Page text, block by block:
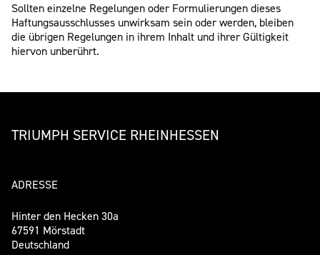
Sollten einzelne Regelungen oder Formulierungen dieses
Haftungsausschlusses unwirksam sein oder werden, bleiben
die übrigen Regelungen in ihrem Inhalt und ihrer Gültigkeit
hiervon unberührt.
TRIUMPH SERVICE RHEINHESSEN
ADRESSE
Hinter den Hecken 30a
67591 Mörstadt
Deutschland